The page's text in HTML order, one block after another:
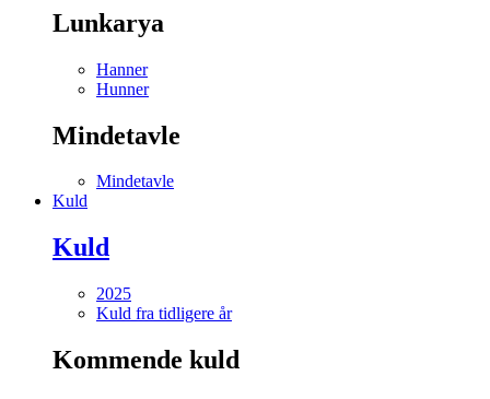
Lunkarya
Hanner
Hunner
Mindetavle
Mindetavle
Kuld
Kuld
2025
Kuld fra tidligere år
Kommende kuld